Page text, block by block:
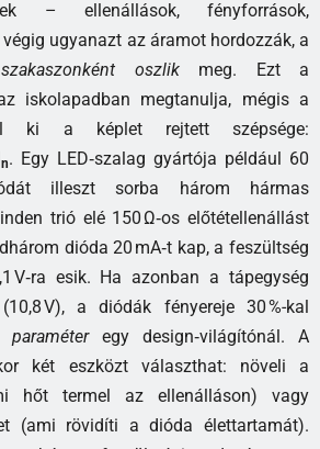
– ellenállások, fényforrások,
ugyanazt az áramot hordozzák, a
szakaszonként oszlikmeg. Ezt a
iskolapadban megtanulja, mégis a
ki a képlet rejtett szépsége:
n. Egy LED‑szalag gyártója például 60
illeszt sorba három hármas
trió elé 150 Ω‑os előtétellenállást
dióda 20 mA‑t kap, a feszültség
V‑ra esik. Ha azonban a tápegység
V), a diódák fényereje 30 %-kal
egy design‑világítónál. A
két eszközt választhat: növeli a
hőt termel az ellenálláson) vagy
(ami rövidíti a dióda élettartamát).